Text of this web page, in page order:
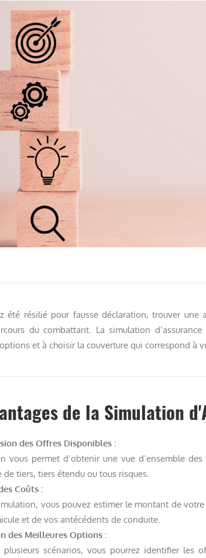
été résilié pour fausse déclaration, trouver
du combattant. La simulation
et à choisir la couverture qui correspond à
de la Simulation
des Offres Disponibles :
vous permet d’obtenir une vue d’ensemble
de tiers, tiers étendu ou tous risques.
Coûts :
vous pouvez estimer le montant de
et de vos antécédents de conduite.
des Meilleures Options :
plusieurs scénarios, vous pourrez identifier les